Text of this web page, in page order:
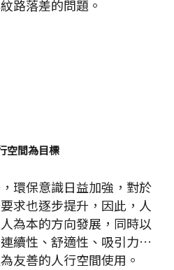
路落差的問題。
空間為目標
環保意識日益加強，對於
求也逐步提升，因此，人
為本的方向發展，同時以
續性、舒適性、吸引力…
友善的人行空間使用。